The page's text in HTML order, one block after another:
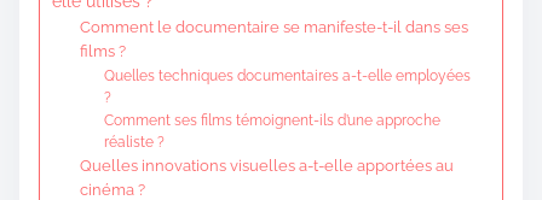
Comment le documentaire se manifeste-t-il dans ses
films ?
Quelles techniques documentaires a-t-elle employées
?
Comment ses films témoignent-ils d’une approche
réaliste ?
Quelles innovations visuelles a-t-elle apportées au
cinéma ?